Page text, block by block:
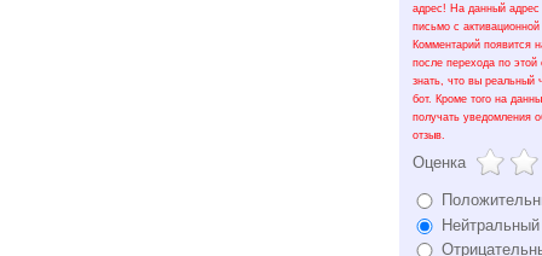
адрес! На данный адрес
письмо с
Комментарий появится
после перехода по
знать, что вы реальный
бот. Кроме того на
получать уведомления
отзыв.
Оценка